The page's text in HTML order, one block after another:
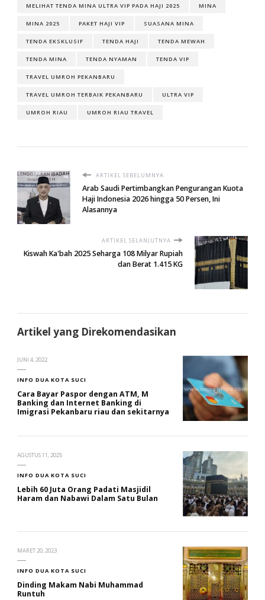
MELIHAT TENDA MINA ULTRA VIP PADA HAJI 2025 MINA
MINA 2025 PAKET HAJI VIP SUASANA MINA
TENDA EKSKLUSIF TENDA HAJI TENDA MEWAH
TENDA MINA TENDA NYAMAN TENDA VIP
TRAVEL UMROH PEKANBARU
TRAVEL UMROH TERBAIK PEKANBARU ULTRA VIP
UMROH RIAU UMROH RIAU TRAVEL
ARTIKEL SEBELUMNYA
Arab Saudi Pertimbangkan Pengurangan Kuota
Haji Indonesia 2026 hingga 50 Persen, Ini
Alasannya
ARTIKEL SELANJUTNYA
Kiswah Ka'bah 2025 Seharga 108 Milyar Rupiah
dan Berat 1.415 KG
Artikel yang Direkomendasikan
JUNI 4, 2022
INFO DUA KOTA SUCI
Cara Bayar Paspor dengan ATM, M
Banking dan Internet Banking di
Imigrasi Pekanbaru riau dan sekitarnya
AGUSTUS 11, 2025
INFO DUA KOTA SUCI
Lebih 60 Juta Orang Padati Masjidil
Haram dan Nabawi Dalam Satu Bulan
MARET 20, 2023
INFO DUA KOTA SUCI
Dinding Makam Nabi Muhammad
Runtuh